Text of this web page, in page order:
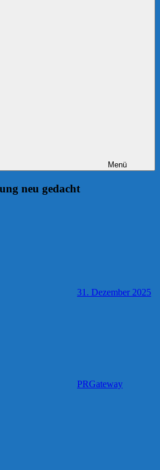
Menü
neu gedacht
31. Dezember 2025
PRGateway